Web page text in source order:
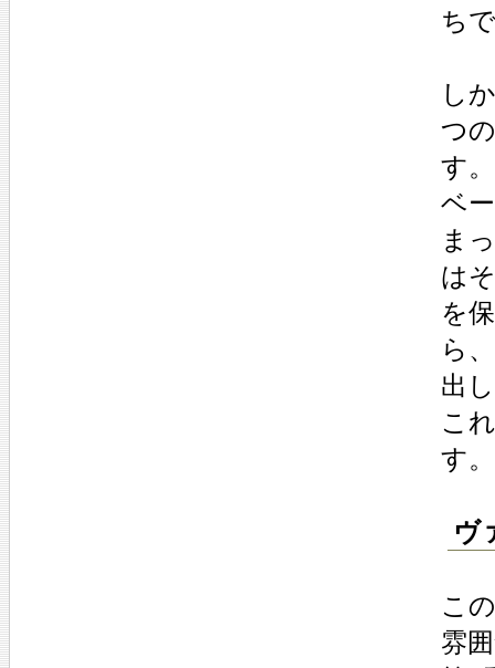
ち
し
つ
す。
ベ
ま
は
を
ら
出
こ
す。
ヴ
こ
雰